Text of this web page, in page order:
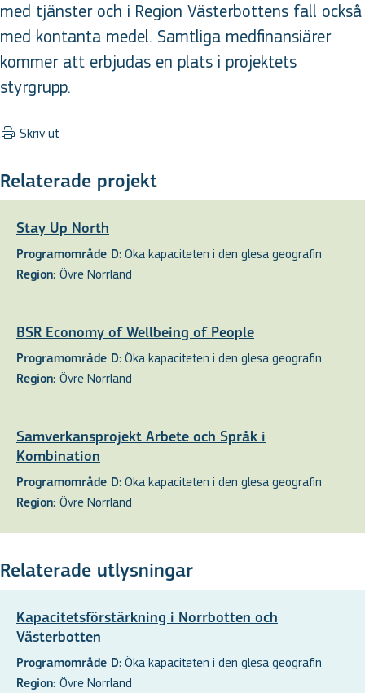
med tjänster och i Region Västerbottens fall också
med kontanta medel. Samtliga medfinansiärer
kommer att erbjudas en plats i projektets
styrgrupp.
Skriv ut
Relaterade projekt
Stay Up North
Programområde D: Öka kapaciteten i den glesa geografin
Region: Övre Norrland
BSR Economy of Wellbeing of People
Programområde D: Öka kapaciteten i den glesa geografin
Region: Övre Norrland
Samverkansprojekt Arbete och Språk i
Kombination
Programområde D: Öka kapaciteten i den glesa geografin
Region: Övre Norrland
Relaterade utlysningar
Kapacitetsförstärkning i Norrbotten och
Västerbotten
Programområde D: Öka kapaciteten i den glesa geografin
Region: Övre Norrland